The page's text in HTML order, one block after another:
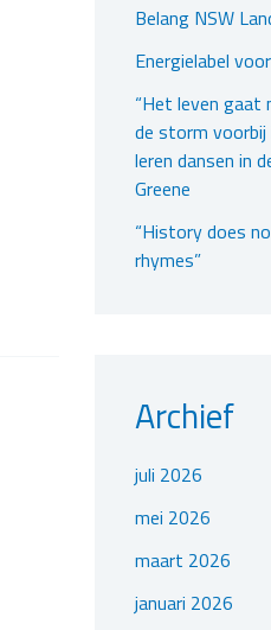
Belang NSW
Energielabel
“Het leven
de storm
leren dansen in
Greene
“History does
rhymes”
Archief
juli 2026
mei 2026
maart 2026
januari 2026